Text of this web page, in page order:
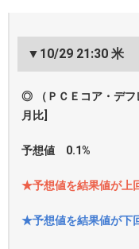
▼10/29 21:30 米
◎ （ＰＣＥコア・デフ
月比]
予想値 0.1%
★予想値を結果値が上
★予想値を結果値が下